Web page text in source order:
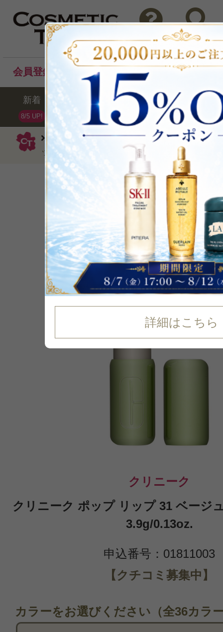
クリニーク 口紅
クリニーク ポッ
ップ サテン3.9g/0.13oz.
問い合わせ 検索
会員登録後のお買い物でポイントプレゼント！
新着
8/5 UP!
セール ランキング ブ
詳細はこちら
ポップに弾ける鮮やか
残り1点
33%
OFF
クリニーク
クリニーク ポップ リップ 31 ベージ
3.9g/0.13oz.
申込番号：01811003
【クチコミ募集中】
カラーをお選びください（全36カラ